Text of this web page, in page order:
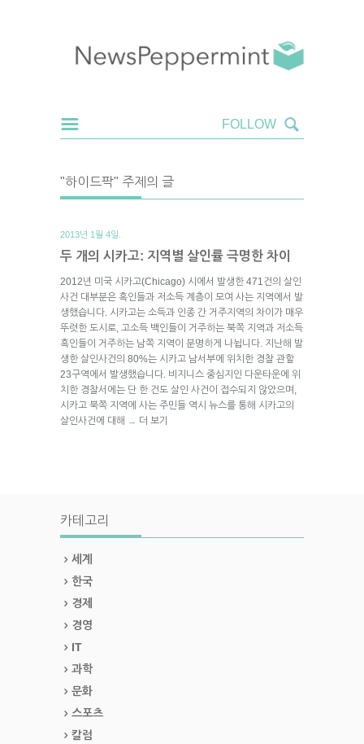
"하이드팍" 주제의 글
2013년 1월 4일.
두 개의 시카고: 지역별 살인률 극명한 차이
2012년 미국 시카고(Chicago) 시에서 발생한 471건의 살인
사건 대부분은 흑인들과 저소득 계층이 모여 사는 지역에서 발
생했습니다. 시카고는 소득과 인종 간 거주지역의 차이가 매우
뚜렷한 도시로, 고소득 백인들이 거주하는 북쪽 지역과 저소득
흑인들이 거주하는 남쪽 지역이 분명하게 나뉩니다. 지난해 발
생한 살인사건의 80%는 시카고 남서부에 위치한 경찰 관할
23구역에서 발생했습니다. 비지니스 중심지인 다운타운에 위
치한 경찰서에는 단 한 건도 살인 사건이 접수되지 않았으며,
시카고 북쪽 지역에 사는 주민들 역시 뉴스를 통해 시카고의
살인사건에 대해 → 더 보기
카테고리
세계
한국
경제
경영
IT
과학
문화
스포츠
칼럼